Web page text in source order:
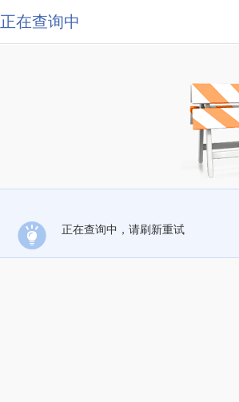
正在查询中
正在查询中，请刷新重试